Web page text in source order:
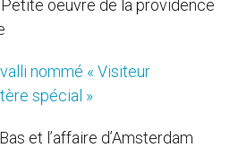
oeuvre de la providence
nommé « Visiteur
spécial »
et l’affaire d’Amsterdam